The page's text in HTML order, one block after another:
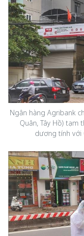
Ngân hàng Agribank
Quân, Tây Hồ)
dương tính với